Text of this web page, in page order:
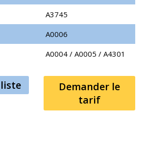
A3745
A0006
A0004/A0005/A4301
Demander le
tarif